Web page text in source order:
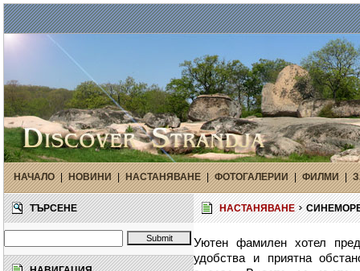
НАЧАЛО | НОВИНИ | НАСТАНЯВАНЕ | ФОТОГАЛЕРИИ | ФИЛМИ |
ТЪРСЕНЕ НАСТАНЯВАНЕ
Уютен фамилен хотел
удобства и приятна